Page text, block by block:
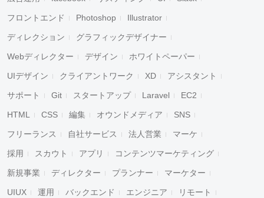
フロントエンド Photoshop Illustrator
ディレクション グラフィックデザイナー
Webディレクター デザイン ホワイトペーパー
UIデザイン クライアントワーク XD アシスタント
サポート Git スタートアップ Laravel EC2
HTML CSS 編集 オウンドメディア SNS
フリーランス 自社サービス 法人営業 マーケ
採用 スカウト アプリ コンテンツマーケティング
新規事業 ディレクター プランナー マーケター
UIUX 運用 バックエンド エンジニア リモート